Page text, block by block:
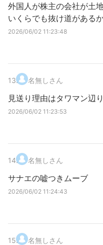
外国人が株主の会社が土
いくらでも抜け道がある
2026/06/02 11:23:48
13. 名無しさん
見送り理由はタワマン辺
2026/06/02 11:23:53
14. 名無しさん
サナエの嘘つきムーブ
2026/06/02 11:24:43
15. 名無しさん